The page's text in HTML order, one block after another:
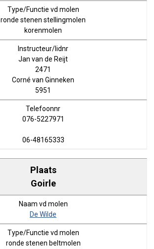
ronde stenen stellingmolen
korenmolen
Jan van de Reijt
2471
Corné van Ginneken
5951
076-5227971
06-48165333
Goirle
De Wilde
ronde stenen beltmolen